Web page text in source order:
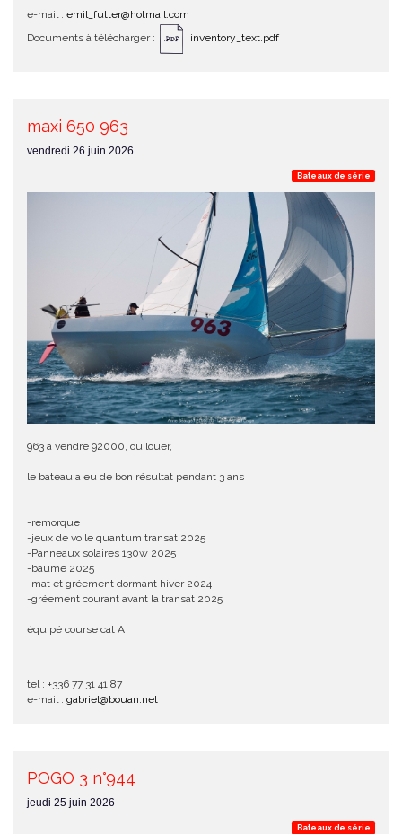
e-mail : emil_futter@hotmail.com
Documents à télécharger :
inventory_text.pdf
maxi 650 963
vendredi 26 juin 2026
Bateaux de série
963 a vendre 92000, ou louer,
le bateau a eu de bon résultat pendant 3 ans
-remorque
-jeux de voile quantum transat 2025
-Panneaux solaires 130w 2025
-baume 2025
-mat et gréement dormant hiver 2024
-gréement courant avant la transat 2025
équipé course cat A
tel : +336 77 31 41 87
e-mail : gabriel@bouan.net
POGO 3 n°944
jeudi 25 juin 2026
Bateaux de série